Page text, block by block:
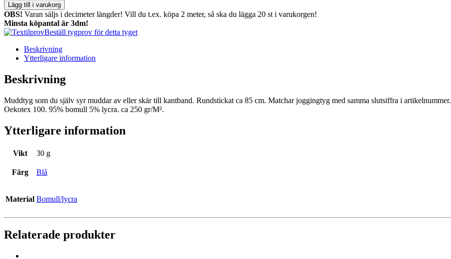
Lägg till i varukorg
OBS! Varan säljs i decimeter längder! Vill du t.ex. köpa 2 meter, så ska du lägga 20 st i varukorgen!
Minsta köpantal är 3dm!
Beställ tygprov för detta tyget
Beskrivning
Ytterligare information
Beskrivning
Muddtyg som du själv syr muddar av eller skär till kantband. Rundstickat ca 85 cm. Matchar joggingtyg med samma slutsiffra i artikelnummer.
Oekotex 100. 95% bomull 5% lycra. ca 250 gr/M².
Ytterligare information
Vikt 30 g
Färg Blå
Material Bomull/lycra
Relaterade produkter